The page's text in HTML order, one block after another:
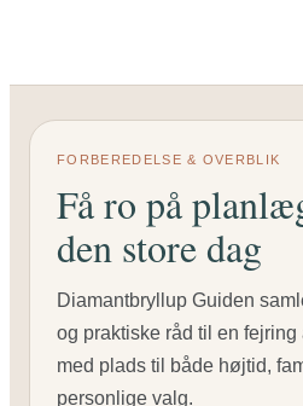
FORBEREDELSE & OVERBLIK
Få ro på
den store dag
Diamantbryllup Guiden
og praktiske råd til en
med plads til både højtid,
personlige valg.